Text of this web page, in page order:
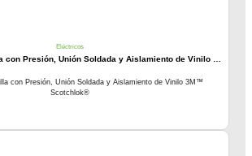
Eléctricos
con Presión, Unión Soldada y Aislamiento de Vinilo 3M™
Scotchlok®